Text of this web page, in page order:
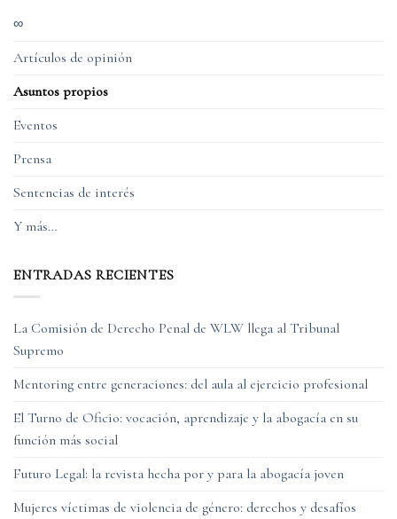
∞
Artículos de opinión
Asuntos propios
Eventos
Prensa
Sentencias de interés
Y más…
ENTRADAS RECIENTES
La Comisión de Derecho Penal de WLW llega al Tribunal
Supremo
Mentoring entre generaciones: del aula al ejercicio profesional
El Turno de Oficio: vocación, aprendizaje y la abogacía en su
función más social
Futuro Legal: la revista hecha por y para la abogacía joven
Mujeres víctimas de violencia de género: derechos y desafíos